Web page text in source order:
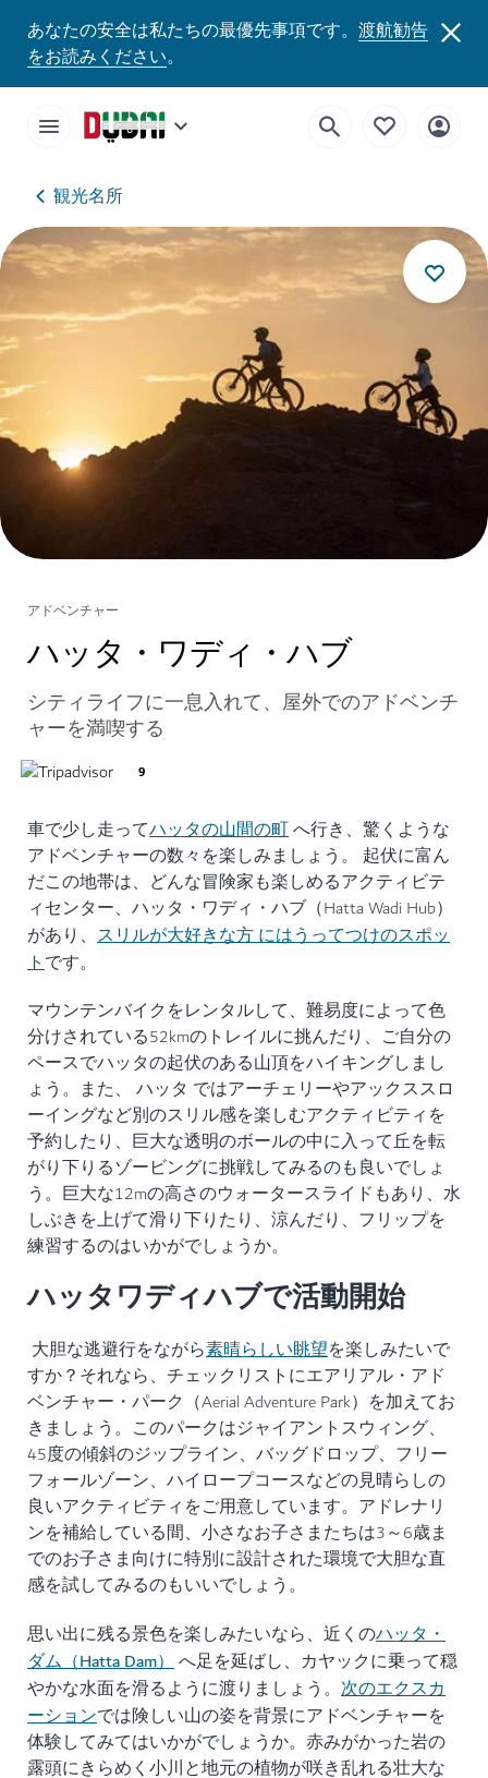
あなたの安全は私たちの最優先事項です。 渡航勧告
をお読みください。
観光名所
アドベンチャー
ハッタ・ワディ・ハブ
シティライフに一息入れて、屋外でのアドベンチ
ャーを満喫する
9
車で少し走ってハッタの山間の町へ行き、驚くような
アドベンチャーの数々を楽しみましょう。 起伏に富ん
だこの地帯は、どんな冒険家も楽しめるアクティビテ
ィセンター、ハッタ・ワディ・ハブ（Hatta Wadi Hub）
があり、 スリルが大好きな方 にはうってつけのスポッ
トです。
マウンテンバイクをレンタルして、難易度によって色
分けされている52kmのトレイルに挑んだり、ご自分の
ペースでハッタの起伏のある山頂をハイキングしまし
ょう。また、 ハッタ ではアーチェリーやアックススロ
ーイングなど別のスリル感を楽しむアクティビティを
予約したり、巨大な透明のボールの中に入って丘を転
がり下りるゾービングに挑戦してみるのも良いでしょ
う。巨大な12mの高さのウォータースライドもあり、水
しぶきを上げて滑り下りたり、涼んだり、フリップを
練習するのはいかがでしょうか。
ハッタワディハブで活動開始
大胆な逃避行をながら素晴らしい眺望を楽しみたいで
すか？それなら、チェックリストにエアリアル・アド
ベンチャー・パーク（Aerial Adventure Park）を加えてお
きましょう。このパークはジャイアントスウィング、
45度の傾斜のジップライン、バッグドロップ、フリー
フォールゾーン、ハイロープコースなどの見晴らしの
良いアクティビティをご用意しています。アドレナリ
ンを補給している間、小さなお子さまたちは3～6歳ま
でのお子さま向けに特別に設計された環境で大胆な直
感を試してみるのもいいでしょう。
思い出に残る景色を楽しみたいなら、近くのハッタ・
ダム（Hatta Dam）へ足を延ばし、カヤックに乗って穏
やかな水面を滑るように渡りましょう。 次のエクスカ
ーションでは険しい山の姿を背景にアドベンチャーを
体験してみてはいかがでしょうか。赤みがかった岩の
露頭にきらめく小川と地元の植物が咲き乱れる壮大な